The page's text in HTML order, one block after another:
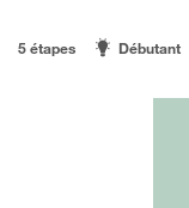
5 étapes Débutant